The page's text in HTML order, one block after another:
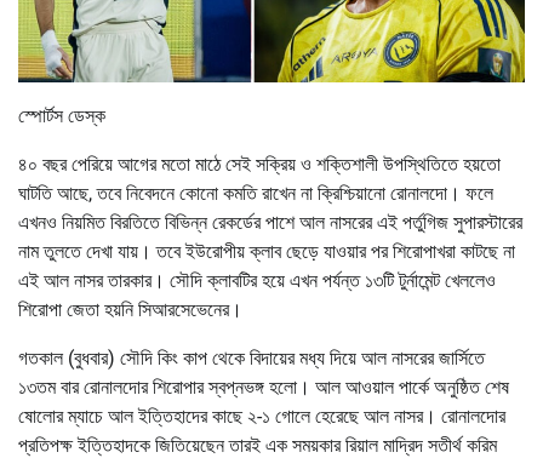
স্পোর্টস ডেস্ক
৪০ বছর পেরিয়ে আগের মতো মাঠে সেই সক্রিয় ও শক্তিশালী উপস্থিতিতে হয়তো
ঘাটতি আছে, তবে নিবেদনে কোনো কমতি রাখেন না ক্রিশ্চিয়ানো রোনালদো। ফলে
এখনও নিয়মিত বিরতিতে বিভিন্ন রেকর্ডের পাশে আল নাসরের এই পর্তুগিজ সুপারস্টারের
নাম তুলতে দেখা যায়। তবে ইউরোপীয় ক্লাব ছেড়ে যাওয়ার পর শিরোপাখরা কাটছে না
এই আল নাসর তারকার। সৌদি ক্লাবটির হয়ে এখন পর্যন্ত ১৩টি টুর্নামেন্ট খেললেও
শিরোপা জেতা হয়নি সিআরসেভেনের।
গতকাল (বুধবার) সৌদি কিং কাপ থেকে বিদায়ের মধ্য দিয়ে আল নাসরের জার্সিতে
১৩তম বার রোনালদোর শিরোপার স্বপ্নভঙ্গ হলো। আল আওয়াল পার্কে অনুষ্ঠিত শেষ
ষোলোর ম্যাচে আল ইত্তিহাদের কাছে ২-১ গোলে হেরেছে আল নাসর। রোনালদোর
প্রতিপক্ষ ইত্তিহাদকে জিতিয়েছেন তারই এক সময়কার রিয়াল মাদ্রিদ সতীর্থ করিম